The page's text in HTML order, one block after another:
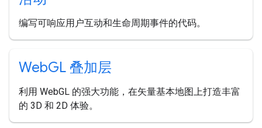
编写可响应用户互动和生命周期事件的代码。
WebGL 叠加层
利用 WebGL 的强大功能，在矢量基本地图上打造丰富
的 3D 和 2D 体验。